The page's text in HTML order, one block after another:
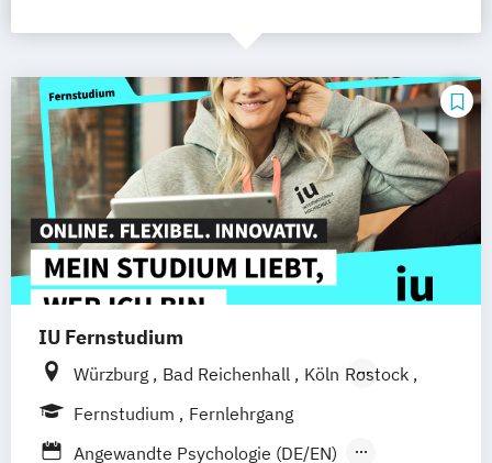
IU Fernstudium
Würzburg Bad Reichenhall Köln Rostock
Freiburg
Frankfurt am Main
Fernstudium
Fernlehrgang
Angewandte Psychologie (DE/EN)